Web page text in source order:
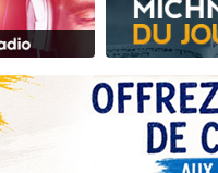
Eva vient
4
3
3
Odaya